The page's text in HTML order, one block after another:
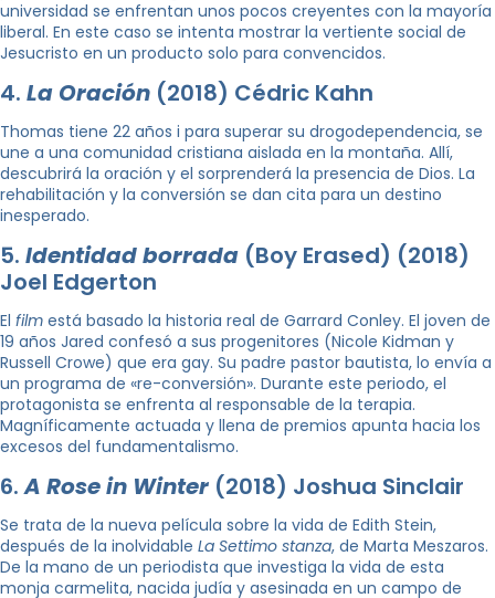
universidad se enfrentan unos pocos creyentes con la mayoría
liberal. En este caso se intenta mostrar la vertiente social de
Jesucristo en un producto solo para convencidos.
4. La Oración (2018) Cédric Kahn
Thomas tiene 22 años i para superar su drogodependencia, se
une a una comunidad cristiana aislada en la montaña. Allí,
descubrirá la oración y el sorprenderá la presencia de Dios. La
rehabilitación y la conversión se dan cita para un destino
inesperado.
5. Identidad borrada (Boy Erased) (2018)
Joel Edgerton
El film está basado la historia real de Garrard Conley. El joven de
19 años Jared confesó a sus progenitores (Nicole Kidman y
Russell Crowe) que era gay. Su padre pastor bautista, lo envía a
un programa de «re-conversión». Durante este periodo, el
protagonista se enfrenta al responsable de la terapia.
Magníficamente actuada y llena de premios apunta hacia los
excesos del fundamentalismo.
6.A Rose in Winter (2018) Joshua Sinclair
Se trata de la nueva película sobre la vida de Edith Stein,
después de la inolvidable La Settimo stanza, de Marta Meszaros.
De la mano de un periodista que investiga la vida de esta
monja carmelita, nacida judía y asesinada en un campo de